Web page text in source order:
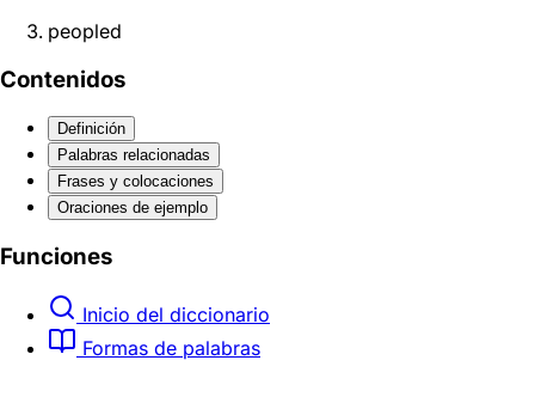
peopled
Contenidos
Definición
Palabras relacionadas
Frases y colocaciones
Oraciones de ejemplo
Funciones
Inicio del diccionario
Formas de palabras